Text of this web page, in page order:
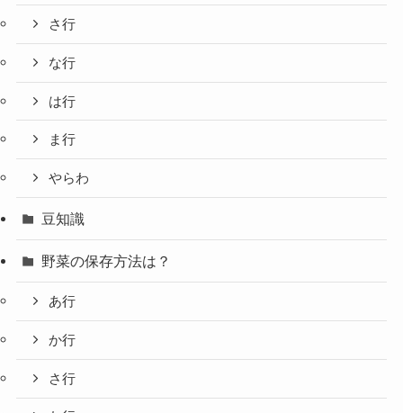
さ行
な行
は行
ま行
やらわ
豆知識
野菜の保存方法は？
あ行
か行
さ行